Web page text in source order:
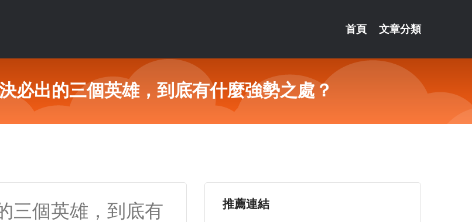
首頁 文章分類
必出的三個英雄，到底有什麼強勢之處？
三個英雄，到底有
推薦連結